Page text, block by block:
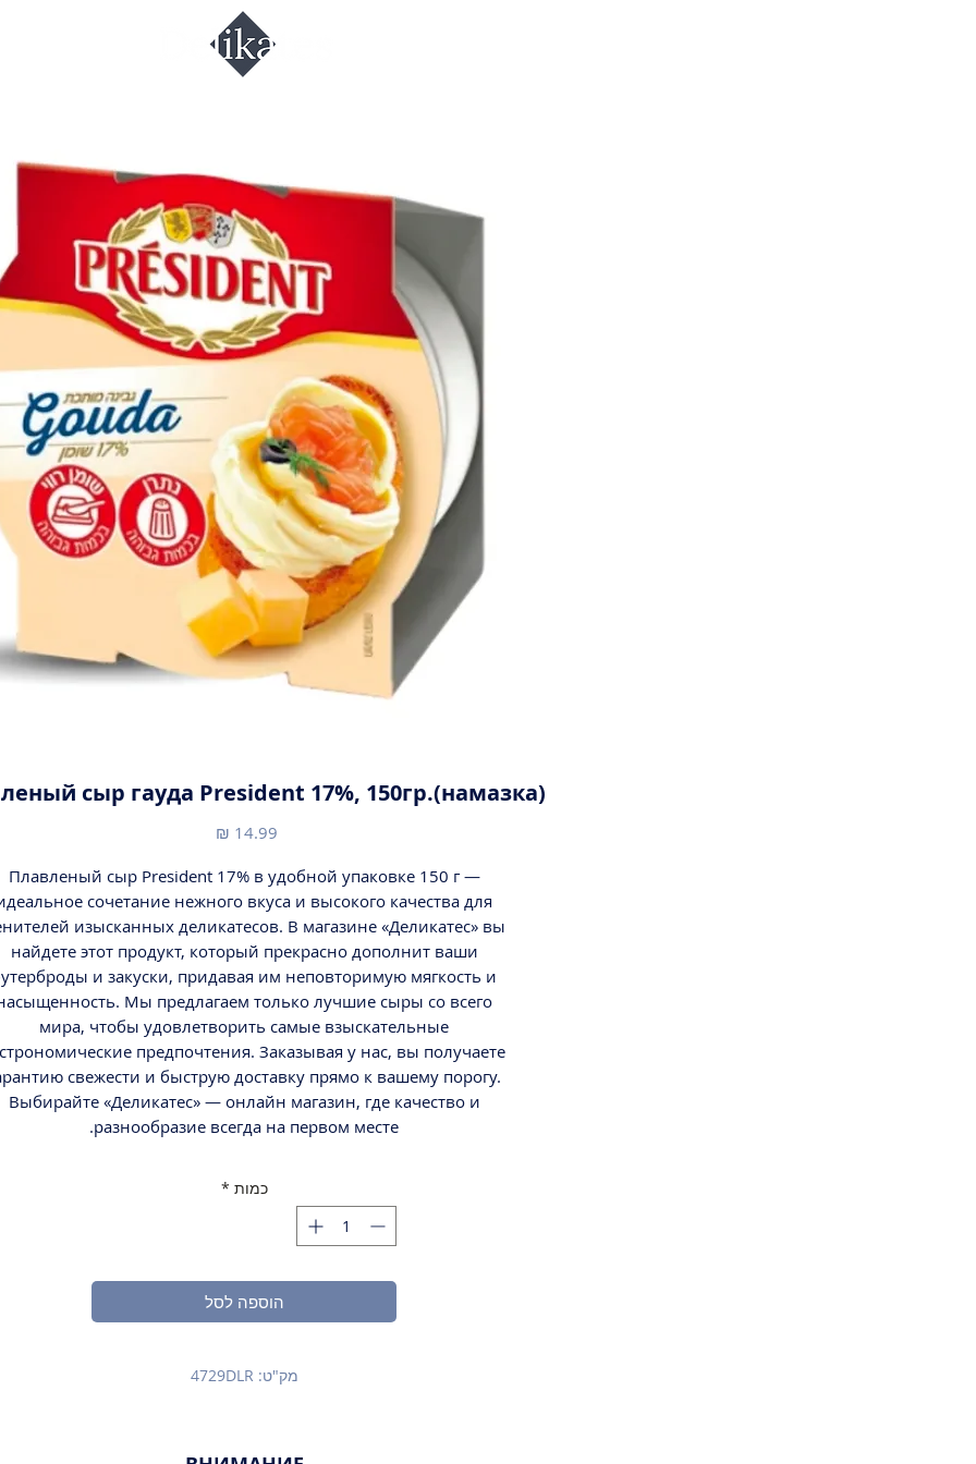
сыр гауда President 17%, 150гр.(намазка)
Плавленый сыр President 17% в удобной упаковке 150 г —
сочетание нежного вкуса и высокого качества для
изысканных деликатесов. В магазине «Деликатес» вы
найдете этот продукт, который прекрасно дополнит ваши
и закуски, придавая им неповторимую мягкость и
Мы предлагаем только лучшие сыры со всего
мира, чтобы удовлетворить самые взыскательные
предпочтения. Заказывая у нас, вы получаете
свежести и быструю доставку прямо к вашему порогу.
Выбирайте «Деликатес» — онлайн магазин, где качество и
разнообразие всегда на первом месте.
כמות *
הוספה לסל
מק"ט: 4729DLR